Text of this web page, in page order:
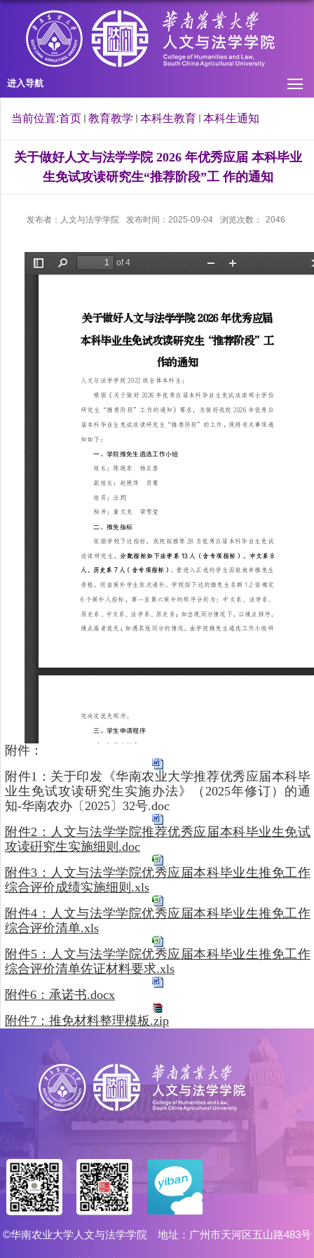
进入导航
当前位置:首页 教育教学 本科生教育 本科生通知
关于做好人文与法学学院 2026 年优秀应届 本科毕业
生免试攻读研究生“推荐阶段”工 作的通知
发布者：人文与法学学院 发布时间：2025-09-04 浏览次数： 2046
附件：
附件1：关于印发《华南农业大学推荐优秀应届本科毕
业生免试攻读研究生实施办法》（2025年修订）的通
知-华南农办〔2025〕32号.doc
附件2：人文与法学学院推荐优秀应届本科毕业生免试
攻读硏究生实施细则.doc
附件3：人文与法学学院优秀应届本科毕业生推免工作
综合评价成绩实施细则.xls
附件4：人文与法学学院优秀应届本科毕业生推免工作
综合评价清单.xls
附件5：人文与法学学院优秀应届本科毕业生推免工作
综合评价清单佐证材料要求.xls
附件6：承诺书.docx
附件7：推免材料整理模板.zip
©华南农业大学人文与法学学院 地址：广州市天河区五山路483号